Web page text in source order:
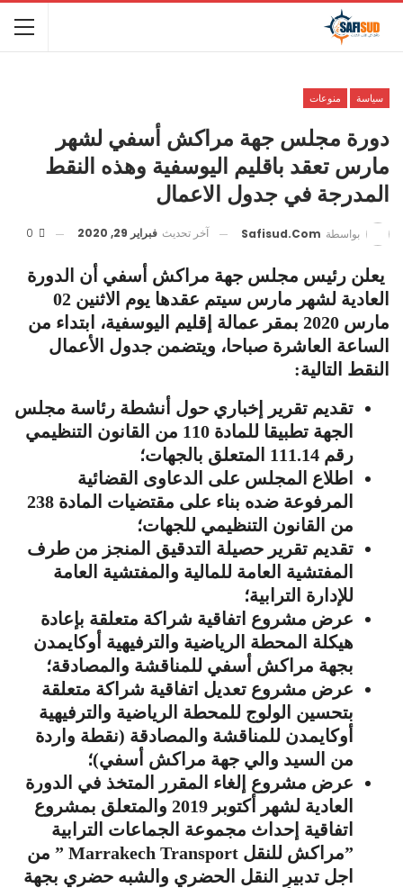
سياسة منوعات
دورة مجلس جهة مراكش أسفي لشهر
مارس تعقد باقليم اليوسفية وهذه النقط
المدرجة في جدول الاعمال
بواسطة Safisud.com آخر تحديث فبراير 29, 2020
يعلن رئيس مجلس جهة مراكش أسفي أن الدورة
العادية لشهر مارس سيتم عقدها يوم الاثنين 02
مارس 2020 بمقر عمالة إقليم اليوسفية، ابتداء من
الساعة العاشرة صباحا، ويتضمن جدول الأعمال
النقط التالية:
تقديم تقرير إخباري حول أنشطة رئاسة مجلس
الجهة تطبيقا للمادة 110 من القانون التنظيمي
رقم 111.14 المتعلق بالجهات؛
اطلاع المجلس على الدعاوى القضائية
المرفوعة ضده بناء على مقتضيات المادة 238
من القانون التنظيمي للجهات؛
تقديم تقرير حصيلة التدقيق المنجز من طرف
المفتشية العامة للمالية والمفتشية العامة
للإدارة الترابية؛
عرض مشروع اتفاقية شراكة متعلقة بإعادة
هيكلة المحطة الرياضية والترفيهية أوكايمدن
بجهة مراكش أسفي للمناقشة والمصادقة؛
عرض مشروع تعديل اتفاقية شراكة متعلقة
بتحسين الولوج للمحطة الرياضية والترفيهية
أوكايمدن للمناقشة والمصادقة (نقطة واردة
من السيد والي جهة مراكش أسفي)؛
عرض مشروع إلغاء المقرر المتخذ في الدورة
العادية لشهر أكتوبر 2019 والمتعلق بمشروع
اتفاقية إحداث مجموعة الجماعات الترابية
”مراكش للنقل Marrakech Transport ” من
اجل تدبير النقل الحضري والشبه حضري بجهة